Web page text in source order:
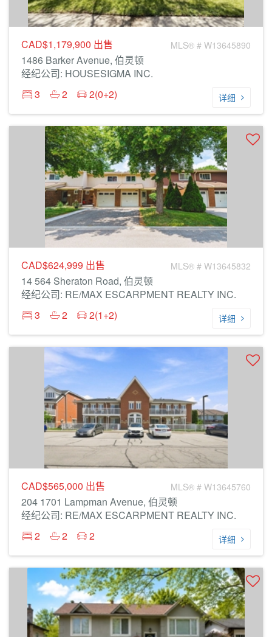
CAD$1,179,900 出售 MLS® # W13645890
1486 Barker Avenue, 伯灵顿
经纪公司: HOUSESIGMA INC.
3
2 2(0+2) 详细
CAD$624,999 出售 MLS® # W13645832
14 564 Sheraton Road, 伯灵顿
经纪公司: RE/MAX ESCARPMENT REALTY INC.
3
2 2(1+2) 详细
CAD$565,000 出售 MLS® # W13645760
204 1701 Lampman Avenue, 伯灵顿
经纪公司: RE/MAX ESCARPMENT REALTY INC.
2
2 2 详细